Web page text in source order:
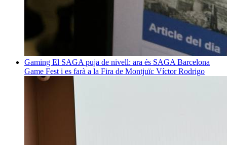
Gaming El SAGA puja de nivell: ara és SAGA Barcelona
Game Fest i es farà a la Fira de Montjuïc Víctor Rodrigo